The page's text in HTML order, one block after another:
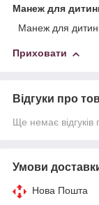
Манеж для
Манеж для
Приховати
Відгуки про
Ще немає відгуків
Умови
Нова Пошта